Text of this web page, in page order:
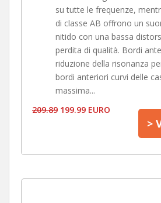
su tutte le frequenze,
di classe AB offrono un
nitido con una bassa
perdita di qualità. Bordi
riduzione della risonanza
bordi anteriori curvi delle
massima...
209.89 199.99 EURO
>